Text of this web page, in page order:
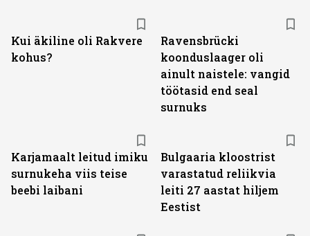
Kui äkiline oli Rakvere
kohus?
Ravensbrücki
koonduslaager oli
ainult naistele: vangid
töötasid end seal
surnuks
Karjamaalt leitud imiku
surnukeha viis teise
beebi laibani
Bulgaaria kloostrist
varastatud reliikvia
leiti 27 aastat hiljem
Eestist